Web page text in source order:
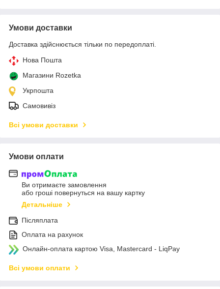
Умови доставки
Доставка здійснюється тільки по передоплаті.
Нова Пошта
Магазини Rozetka
Укрпошта
Самовивіз
Всі умови доставки
Умови оплати
Ви отримаєте замовлення
або гроші повернуться на вашу картку
Детальніше
Післяплата
Оплата на рахунок
Онлайн-оплата картою Visa, Mastercard - LiqPay
Всі умови оплати